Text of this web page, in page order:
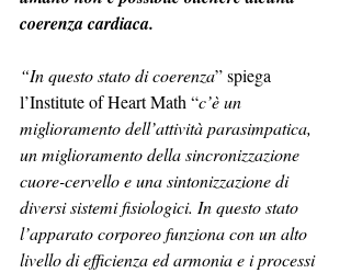
coerenza cardiaca.
“In questo stato di coerenza” spiega
l’Institute of Heart Math “c’è un
miglioramento dell’attività parasimpatica,
un miglioramento della sincronizzazione
cuore-cervello e una sintonizzazione di
diversi sistemi fisiologici. In questo stato
l’apparato corporeo funziona con un alto
livello di efficienza ed armonia e i processi